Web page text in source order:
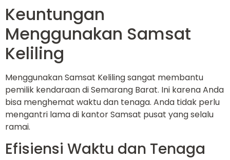
Keuntungan
Menggunakan Samsat
Keliling
Menggunakan Samsat Keliling sangat membantu
pemilik kendaraan di Semarang Barat. Ini karena Anda
bisa menghemat waktu dan tenaga. Anda tidak perlu
mengantri lama di kantor Samsat pusat yang selalu
ramai.
Efisiensi Waktu dan Tenaga